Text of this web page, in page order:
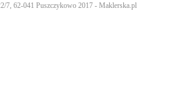
7, 62-041 Puszczykowo 2017 - Maklerska.pl